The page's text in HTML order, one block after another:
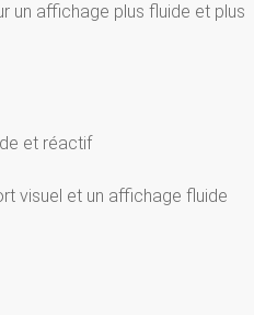
un affichage plus fluide et plus
et réactif
visuel et un affichage fluide